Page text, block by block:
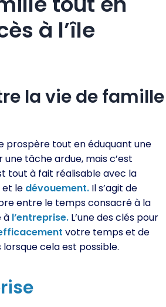
à l’île
la vie de famille
prospère tout en éduquant une
tâche ardue, mais c’est
tout à fait réalisable avec la
et le dévouement. Il s’agit de
entre le temps consacré à la
à l’entreprise. L’une des clés pour
votre temps et de
cela est possible.